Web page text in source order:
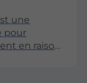
une
pour
en raison